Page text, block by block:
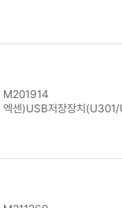
M201914
엑센)USB저장장치